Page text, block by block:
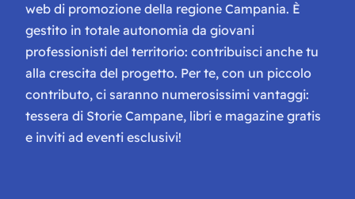
web di promozione della regione Campania. È
gestito in totale autonomia da giovani
professionisti del territorio: contribuisci anche tu
alla crescita del progetto. Per te, con un piccolo
contributo, ci saranno numerosissimi vantaggi:
tessera di Storie Campane, libri e magazine gratis
e inviti ad eventi esclusivi!